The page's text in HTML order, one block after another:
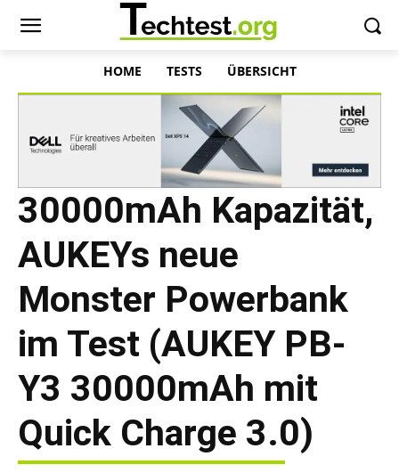
HOME TESTS ÜBERSICHT
30000mAh Kapazität,
AUKEYs neue
Monster Powerbank
im Test (AUKEY PB-
Y3 30000mAh mit
Quick Charge 3.0)